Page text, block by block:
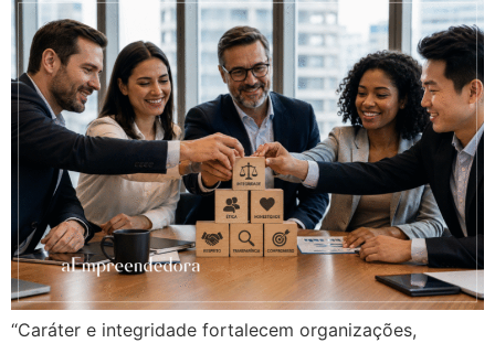
“Caráter e integridade fortalecem organizações,